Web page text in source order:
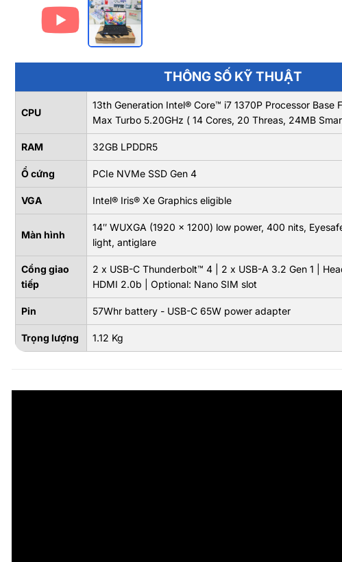
THÔNG SỐ KỸ THUẬT
CPU
13th Generation Intel® Core™ i7 1370P Processor Base
Max Turbo 5.20GHz ( 14 Cores, 20 Threas, 24MB
RAM 32GB LPDDR5
Ổ cứng PCIe NVMe SSD Gen 4
VGA Intel® Iris® Xe Graphics eligible
Màn hình
14″ WUXGA (1920 x 1200) low power, 400 nits,
light, antiglare
Cổng giao
tiếp
2 x USB-C Thunderbolt™ 4 | 2 x USB-A 3.2 Gen 1 |
HDMI 2.0b | Optional: Nano SIM slot
Pin 57Whr battery - USB-C 65W power adapter
Trọng lượng 1.12 Kg